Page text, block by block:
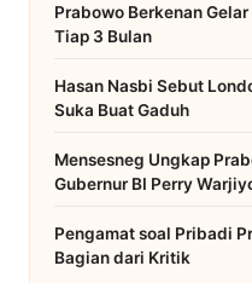
Prabowo Berkenan
Tiap 3 Bulan
Hasan Nasbi Sebut
Suka Buat Gaduh
Mensesneg Ungkap
Gubernur BI Perry
Pengamat soal Pribadi
Bagian dari Kritik